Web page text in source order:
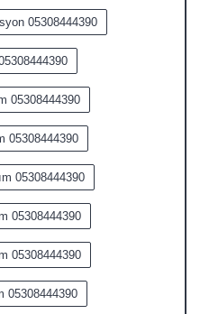
05308444390
05308444390
05308444390
05308444390
05308444390
05308444390
05308444390